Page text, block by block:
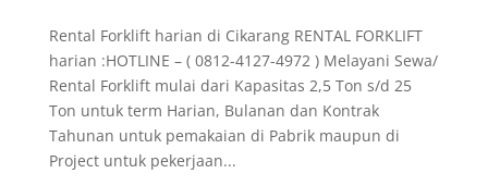
Rental Forklift harian di Cikarang RENTAL FORKLIFT
harian :HOTLINE – ( 0812-4127-4972 ) Melayani Sewa/
Rental Forklift mulai dari Kapasitas 2,5 Ton s/d 25
Ton untuk term Harian, Bulanan dan Kontrak
Tahunan untuk pemakaian di Pabrik maupun di
Project untuk pekerjaan...